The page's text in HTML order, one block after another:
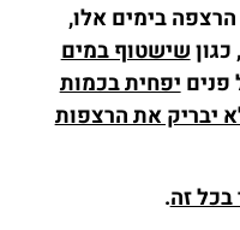
בימים אלו,
, כגוןשישטוף במים
פניםיפחית בכמות
יבריק את הרצפות
בכל זה.